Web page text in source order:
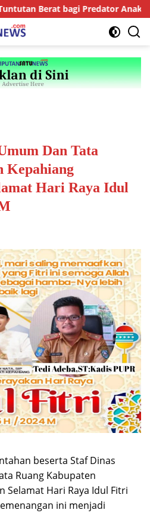
Berat bagi Predator Anak,
Dan Tata
Kepahiang
Hari Raya Idul
beserta Staf Dinas
Ruang Kabupaten
Selamat Hari Raya Idul Fitri
ini menjadi